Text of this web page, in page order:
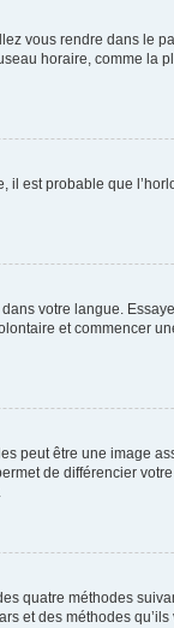
vous rendre dans le
horaire, comme la
est probable que
votre langue.
et commencer
peut être une image
de différencier
quatre méthodes
et des méthodes